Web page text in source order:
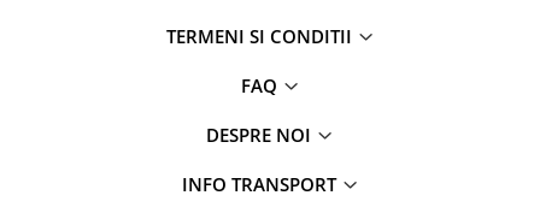
Cosmetice & Ingrijire Personala
Sapun lichid,solid , spuma si sare
TERMENI SI CONDITII
FAQ
DESPRE NOI
INFO TRANSPORT